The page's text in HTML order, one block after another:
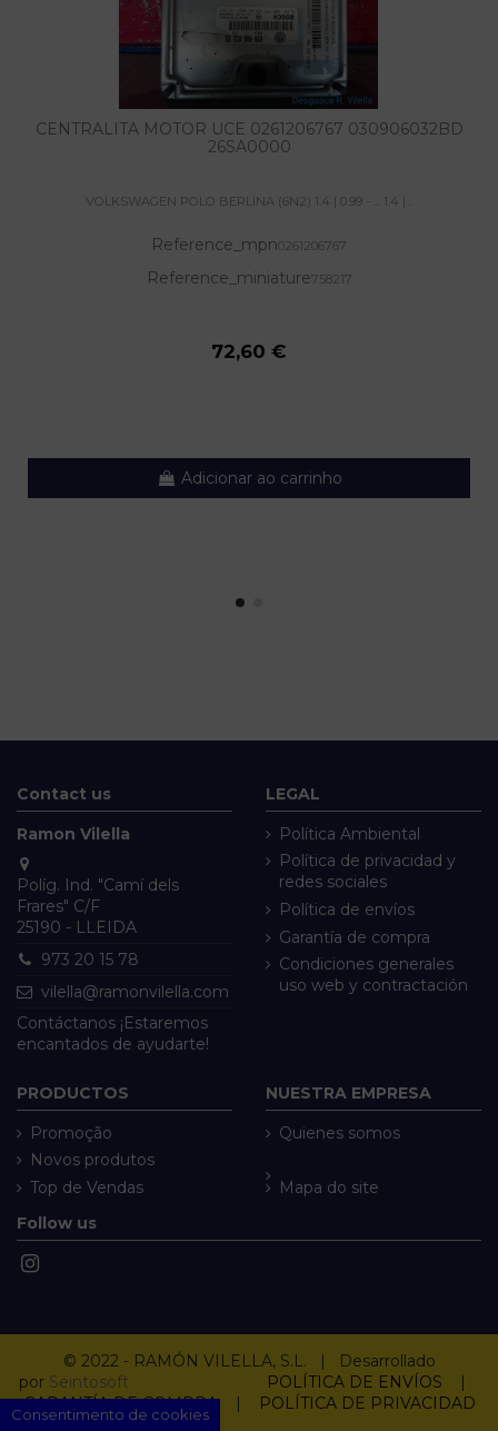
CENTRALITA MOTOR UCE 0261206767 030906032BD
26SA0000
VOLKSWAGEN POLO BERLINA (6N2) 1.4 | 0.99 - ... 1.4 |...
Reference_mpn0261206767
Reference_miniature758217
72,60 €
Adicionar ao carrinho
Contact us
Ramon Vilella
Políg. Ind. "Camí dels
Frares" C/F
25190 - LLEIDA
973 20 15 78
vilella@ramonvilella.com
Contáctanos ¡Estaremos
encantados de ayudarte!
LEGAL
Política Ambiental
Política de privacidad y
redes sociales
Política de envíos
Garantía de compra
Condiciones generales
uso web y contractación
PRODUCTOS
Promoção
Novos produtos
Top de Vendas
NUESTRA EMPRESA
Quienes somos
Mapa do site
Follow us
© 2022 - RAMÓN VILELLA, S.L. | Desarrollado
por Seintosoft POLÍTICA DE ENVÍOS
|
GARANTÍA DE COMPRA| POLÍTICA DE PRIVACIDAD
Consentimento de cookies